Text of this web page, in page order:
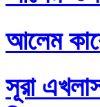
আলেম
সূরা